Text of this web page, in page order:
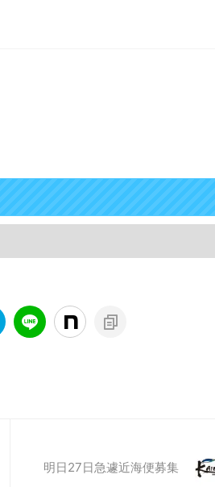
明日27日急遽近海便募集